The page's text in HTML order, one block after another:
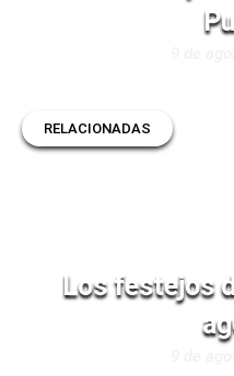
RELACIONADAS
Los festejos